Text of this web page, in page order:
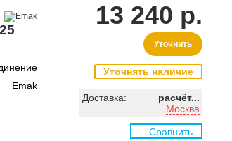
Emak
13 240 р.
Уточнить
Уточнять наличие
Доставка:
расчёт...
Москва
Сравнить